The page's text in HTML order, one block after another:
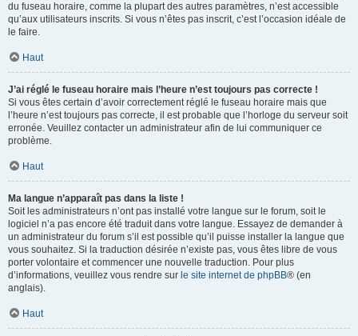
du fuseau horaire, comme la plupart des autres paramètres, n’est accessible
qu’aux utilisateurs inscrits. Si vous n’êtes pas inscrit, c’est l’occasion idéale de
le faire.
Haut
J’ai réglé le fuseau horaire mais l’heure n’est toujours pas correcte !
Si vous êtes certain d’avoir correctement réglé le fuseau horaire mais que
l’heure n’est toujours pas correcte, il est probable que l’horloge du serveur soit
erronée. Veuillez contacter un administrateur afin de lui communiquer ce
problème.
Haut
Ma langue n’apparaît pas dans la liste !
Soit les administrateurs n’ont pas installé votre langue sur le forum, soit le
logiciel n’a pas encore été traduit dans votre langue. Essayez de demander à
un administrateur du forum s’il est possible qu’il puisse installer la langue que
vous souhaitez. Si la traduction désirée n’existe pas, vous êtes libre de vous
porter volontaire et commencer une nouvelle traduction. Pour plus
d’informations, veuillez vous rendre sur le site internet de phpBB® (en
anglais).
Haut